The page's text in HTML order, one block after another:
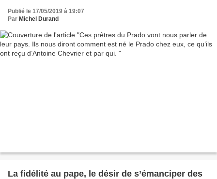
et par qui.
Publié le 17/05/2019 à 19:07
Par Michel Durand
La fidélité au pape, le désir de s’émanciper des